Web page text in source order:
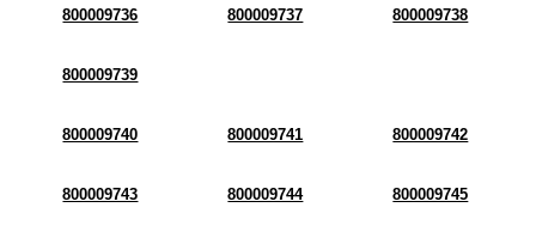
800009736 800009737 800009738
800009739
800009740 800009741 800009742
800009743 800009744 800009745